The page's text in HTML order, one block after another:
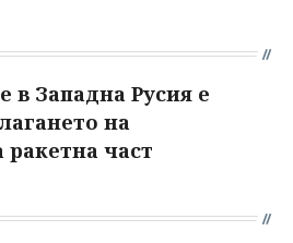
в Западна Русия е
на
ракетна част